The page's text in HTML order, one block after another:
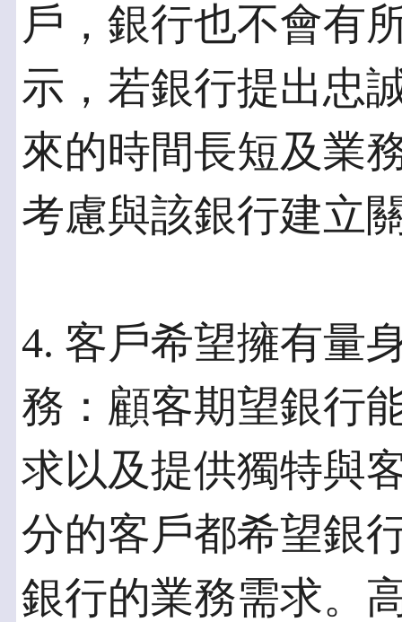
戶，銀行也不會有
示，若銀行提出忠
來的時間長短及業
考慮與該銀行建立
4. 客戶希望擁有量
務：顧客期望銀行
求以及提供獨特與
分的客戶都希望銀
銀行的業務需求。